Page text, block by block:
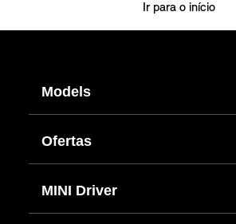
Ir para o início
Models
Ofertas
MINI Driver